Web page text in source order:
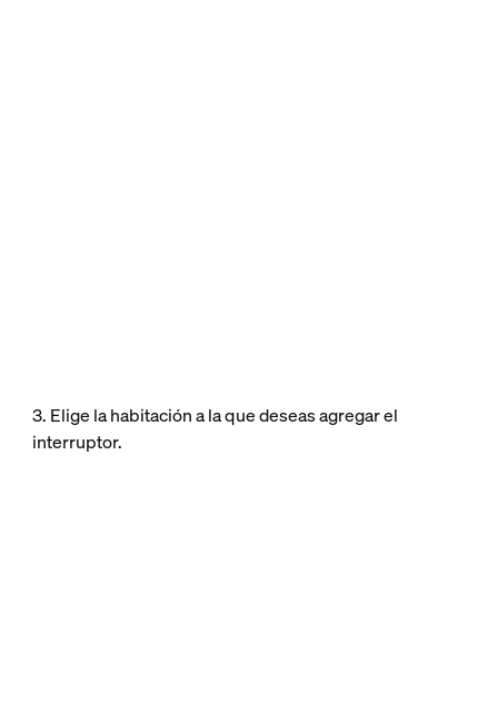
3. Elige la habitación a la que deseas agregar el
interruptor.